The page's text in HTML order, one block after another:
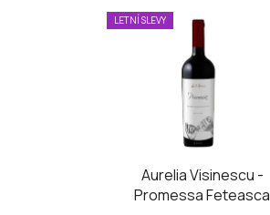
LETNÍ SLEVY
Aurelia Visinescu -
Promessa Feteasca